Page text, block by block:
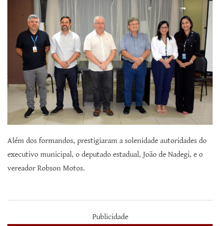
Além dos formandos, prestigiaram a solenidade autoridades do
executivo municipal, o deputado estadual, João de Nadegi, e o
vereador Robson Motos.
Publicidade